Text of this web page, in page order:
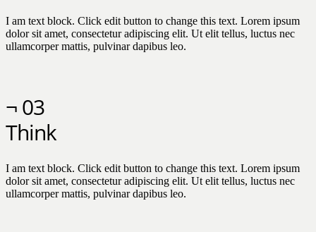
I am text block. Click edit button to change this text. Lorem ipsum
dolor sit amet, consectetur adipiscing elit. Ut elit tellus, luctus nec
ullamcorper mattis, pulvinar dapibus leo.
¬ 03
Think
I am text block. Click edit button to change this text. Lorem ipsum
dolor sit amet, consectetur adipiscing elit. Ut elit tellus, luctus nec
ullamcorper mattis, pulvinar dapibus leo.